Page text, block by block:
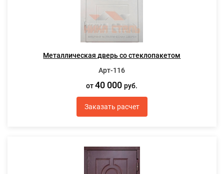
Металлическая дверь со стеклопакетом
Арт-116
от40 000руб.
Заказать расчет